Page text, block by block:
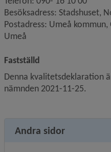
Besöksadress: Stadshuset,
Postadress: Umeå
Umeå
Fastställd
Denna kvalitetsdeklaration
nämnden 2021-11-25.
Andra sidor